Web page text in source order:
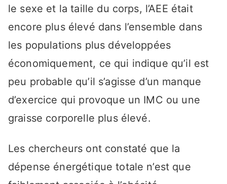
le sexe et la taille du corps, l’AEE était
encore plus élevé dans l’ensemble dans
les populations plus développées
économiquement, ce qui indique qu’il est
peu probable qu’il s’agisse d’un manque
d’exercice qui provoque un IMC ou une
graisse corporelle plus élevé.
Les chercheurs ont constaté que la
dépense énergétique totale n’est que